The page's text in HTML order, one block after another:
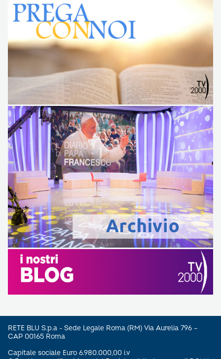
RETE BLU S.p.a - Sede Legale Roma (RM) Via Aurelia 796 –
CAP 00165 Roma
Capitale sociale Euro 6.980.000,00 i.v